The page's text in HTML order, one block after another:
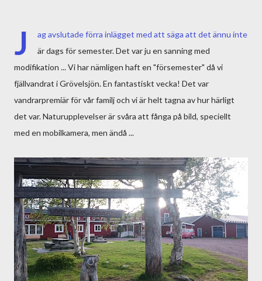
J
ag avslutade förra inlägget med att säga att det ännu inte
är dags för semester. Det var ju en sanning med
modifikation ... Vi har nämligen haft en "försemester" då vi
fjällvandrat i Grövelsjön. En fantastiskt vecka! Det var
vandrarpremiär för vår familj och vi är helt tagna av hur härligt
det var. Naturupplevelser är svåra att fånga på bild, speciellt
med en mobilkamera, men ändå ...